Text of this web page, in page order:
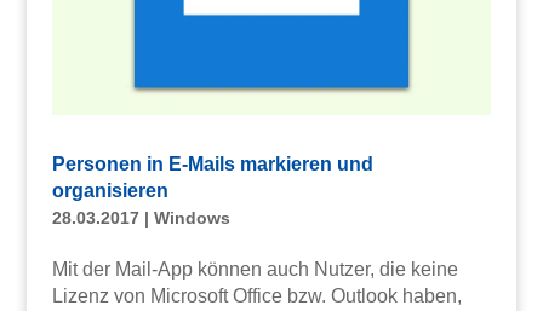
Personen in E-Mails markieren und
organisieren
28.03.2017| Windows
Mit der Mail-App können auch Nutzer, die keine
Lizenz von Microsoft Office bzw. Outlook haben,